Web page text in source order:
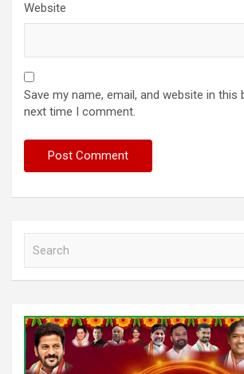
Website
Save my name, email, and website in
next time I comment.
h